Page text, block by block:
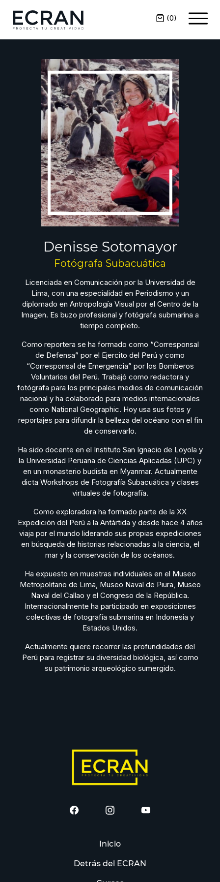
(0)
Denisse Sotomayor
Fotógrafa Subacuática
Licenciada en Comunicación por la Universidad de
Lima, con una especialidad en Periodismo y un
diplomado en Antropología Visual por el Centro de la
Imagen. Es buzo profesional y fotógrafa submarina a
tiempo completo.
Como reportera se ha formado como “Corresponsal
de Defensa” por el Ejercito del Perú y como
“Corresponsal de Emergencia” por los Bomberos
Voluntarios del Perú. Trabajó como redactora y
fotógrafa para los principales medios de comunicación
nacional y ha colaborado para medios internacionales
como National Geographic. Hoy usa sus fotos y
reportajes para difundir la belleza del océano con el fin
de conservarlo.
Ha sido docente en el Instituto San Ignacio de Loyola y
la Universidad Peruana de Ciencias Aplicadas (UPC) y
en un monasterio budista en Myanmar. Actualmente
dicta Workshops de Fotografía Subacuática y clases
virtuales de fotografía.
Como exploradora ha formado parte de la XX
Expedición del Perú a la Antártida y desde hace 4 años
viaja por el mundo liderando sus propias expediciones
en búsqueda de historias relacionadas a la ciencia, el
mar y la conservación de los océanos.
Ha expuesto en muestras individuales en el Museo
Metropolitano de Lima, Museo Naval de Piura, Museo
Naval del Callao y el Congreso de la República.
Internacionalmente ha participado en exposiciones
colectivas de fotografía submarina en Indonesia y
Estados Unidos.
Actualmente quiere recorrer las profundidades del
Perú para registrar su diversidad biológica, así como
su patrimonio arqueológico sumergido.
Inicio
Detrás del ECRAN